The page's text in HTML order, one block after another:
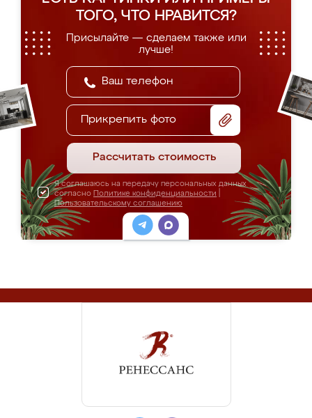
ТОГО, ЧТО НРАВИТСЯ?
Присылайте — сделаем также или
лучше!
Прикрепить фото
Рассчитать стоимость
Я соглашаюсь на передачу персональных данных
согласно Политике конфиденциальности
Пользовательскому соглашению